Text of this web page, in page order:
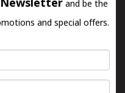
and be the
and special offers.